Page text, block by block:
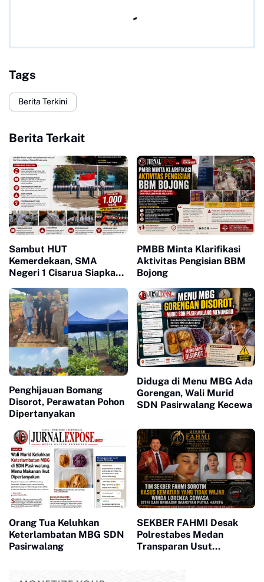
Tags
Berita Terkini
Berita Terkait
Sambut HUT
Kemerdekaan, SMA
Negeri 1 Cisarua Siapkan
Siswa
PMBB Minta Klarifikasi
Aktivitas Pengisian BBM
Bojong
Penghijauan Bomang
Disorot, Perawatan Pohon
Dipertanyakan
Diduga di Menu MBG Ada
Gorengan, Wali Murid
SDN Pasirwalang Kecewa
Orang Tua Keluhkan
Keterlambatan MBG SDN
Pasirwalang
SEKBER FAHMI Desak
Polrestabes Medan
Transparan Usut